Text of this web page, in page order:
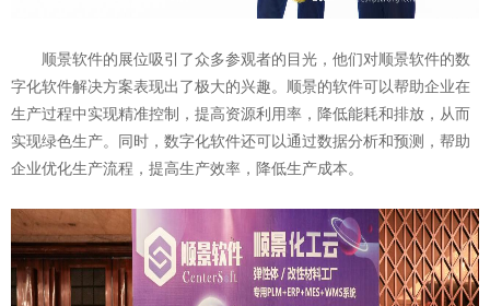
顺景软件的展位吸引了众多参观者的目光，他们对顺景软件的数
字化软件解决方案表现出了极大的兴趣。顺景的软件可以帮助企业在
生产过程中实现精准控制，提高资源利用率，降低能耗和排放，从而
实现绿色生产。同时，数字化软件还可以通过数据分析和预测，帮助
企业优化生产流程，提高生产效率，降低生产成本。